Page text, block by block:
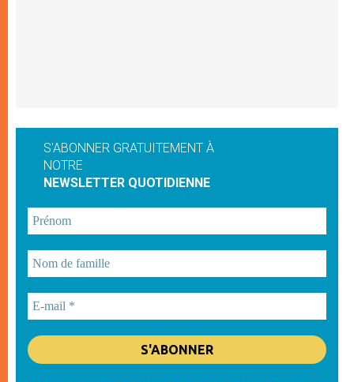
S'ABONNER GRATUITEMENT À
NOTRE
NEWSLETTER QUOTIDIENNE